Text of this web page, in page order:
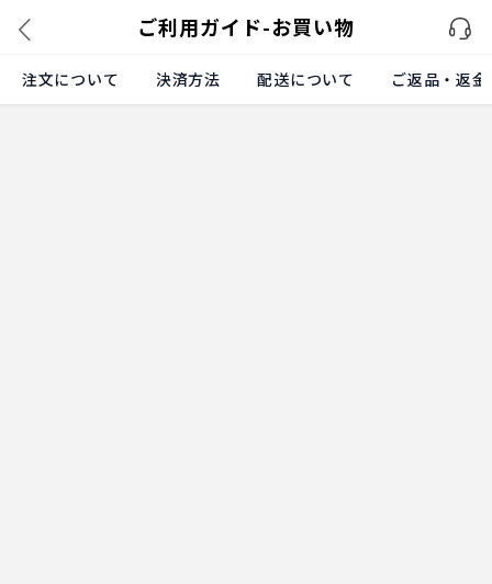
ご利用ガイド-お買い物
注文について 決済方法 配送について ご返品・返金